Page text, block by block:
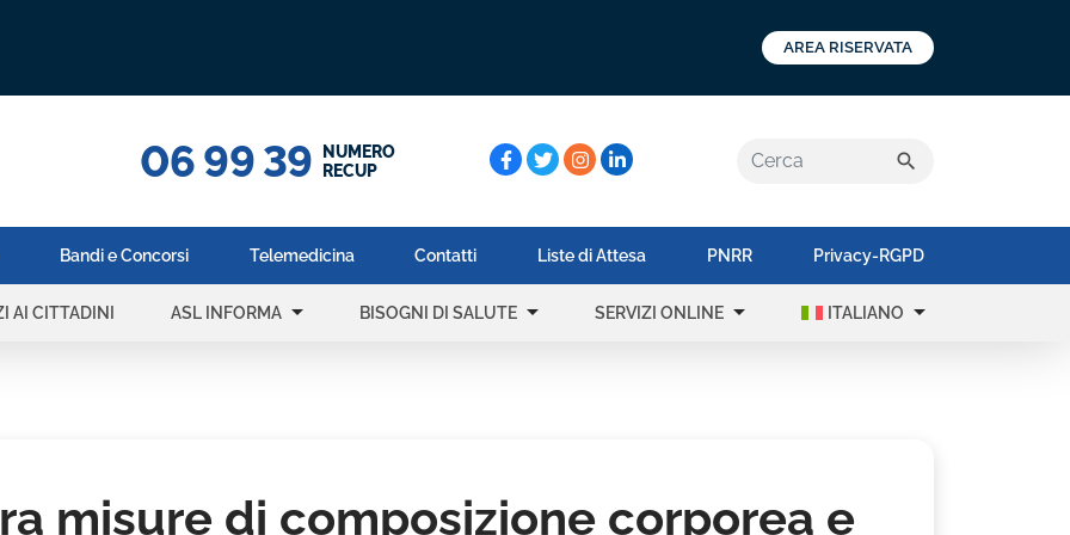
AREA RISERVATA
06 99 39
NUMERO
RECUP
Cerca: search
Bandi e Concorsi Telemedicina Contatti Liste di Attesa PNRR Privacy-RGPD
AI CITTADINI ASL INFORMA arrow_drop_down BISOGNI DI SALUTE arrow_drop_down SERVIZI ONLINE arrow_drop_down ITALIANO arrow_drop_down
misure di composizione corporea e